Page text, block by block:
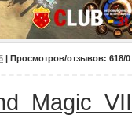
| Просмотров/отзывов: 618/0
Magic